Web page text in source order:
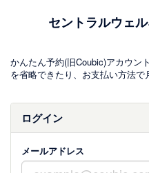
セントラルウェ
かんたん予約(旧Coubic)アカウン
を省略できたり、お支払い方法で
ログイン
メールアドレス